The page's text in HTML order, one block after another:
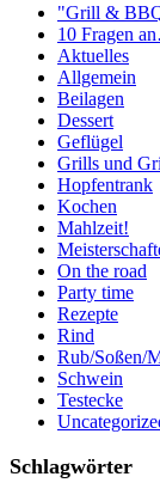
"Grill &
10 Fragen
Aktuelles
Allgemein
Beilagen
Dessert
Geflügel
Grills und
Hopfentrank
Kochen
Mahlzeit!
On the road
Party time
Rezepte
Rind
Rub/Soßen/
Schwein
Testecke
Schlagwörter